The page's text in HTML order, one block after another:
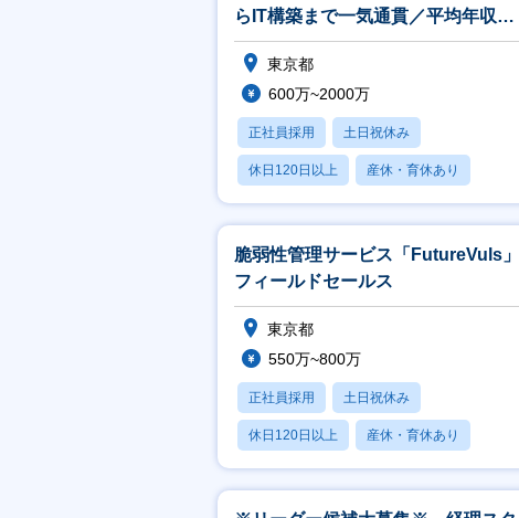
らIT構築まで一気通貫／平均年収
822万円】
東京都
600万~2000万
正社員採用 土日祝休み
休日120日以上 産休・育休あり
賞与あり
脆弱性管理サービス「FutureVuls」
フィールドセールス
東京都
550万~800万
正社員採用 土日祝休み
休日120日以上 産休・育休あり
賞与あり